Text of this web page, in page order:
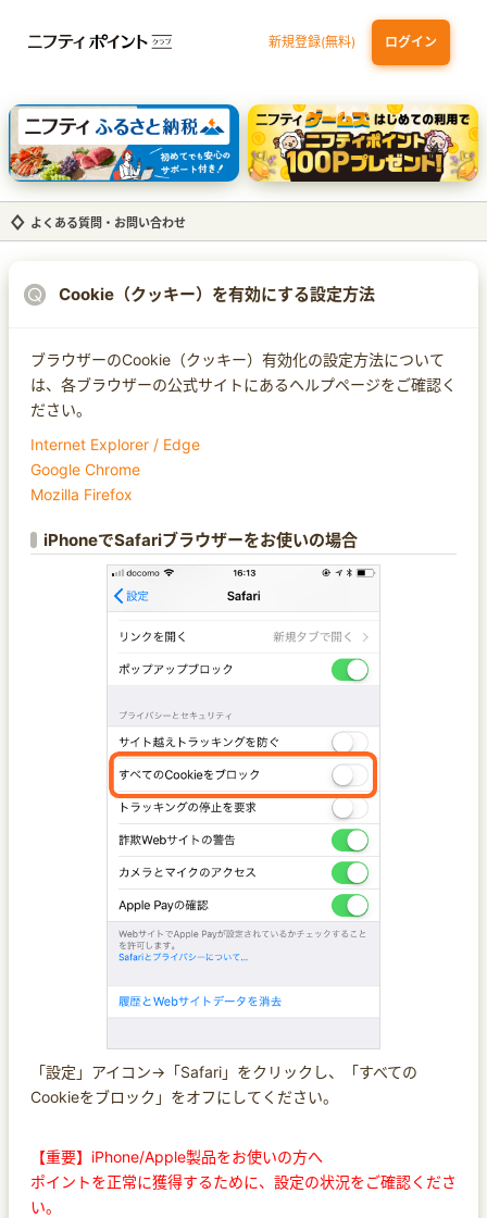
新規登録(無料) ログイン
dカード GOLD 三井住友カード ゴールド（NL）（家族カード発行）
【実質初月無料】DMM | Disney+(ディズニープラス) セットプラン
SBI証券 確定拠出年金（iDeCo）
よくある質問・お問い合わせ
Cookie（クッキー）を有効にする設定方法
ブラウザーのCookie（クッキー）有効化の設定方法について
は、各ブラウザーの公式サイトにあるヘルプページをご確認く
ださい。
Internet Explorer / Edge
Google Chrome
Mozilla Firefox
iPhoneでSafariブラウザーをお使いの場合
「設定」アイコン→「Safari」をクリックし、「すべての
Cookieをブロック」をオフにしてください。
【重要】iPhone/Apple製品をお使いの方へ
ポイントを正常に獲得するために、設定の状況をご確認くださ
い。